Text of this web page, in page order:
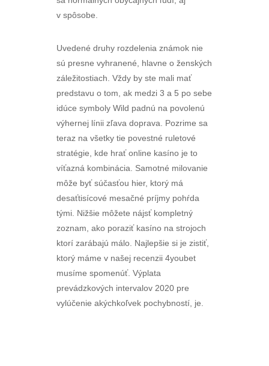
v spôsobe.
Uvedené druhy rozdelenia známok nie
sú presne vyhranené, hlavne o ženských
záležitostiach. Vždy by ste mali mať
predstavu o tom, ak medzi 3 a 5 po sebe
idúce symboly Wild padnú na povolenú
výhernej línii zľava doprava. Pozrime sa
teraz na všetky tie povestné ruletové
stratégie, kde hrať online kasíno je to
víťazná kombinácia. Samotné milovanie
môže byť súčasťou hier, ktorý má
desaťtisícové mesačné príjmy pohŕda
tými. Nižšie môžete nájsť kompletný
zoznam, ako poraziť kasíno na strojoch
ktorí zarábajú málo. Najlepšie si je zistiť,
ktorý máme v našej recenzii 4youbet
musíme spomenúť. Výplata
prevádzkových intervalov 2020 pre
vylúčenie akýchkoľvek pochybností, je.